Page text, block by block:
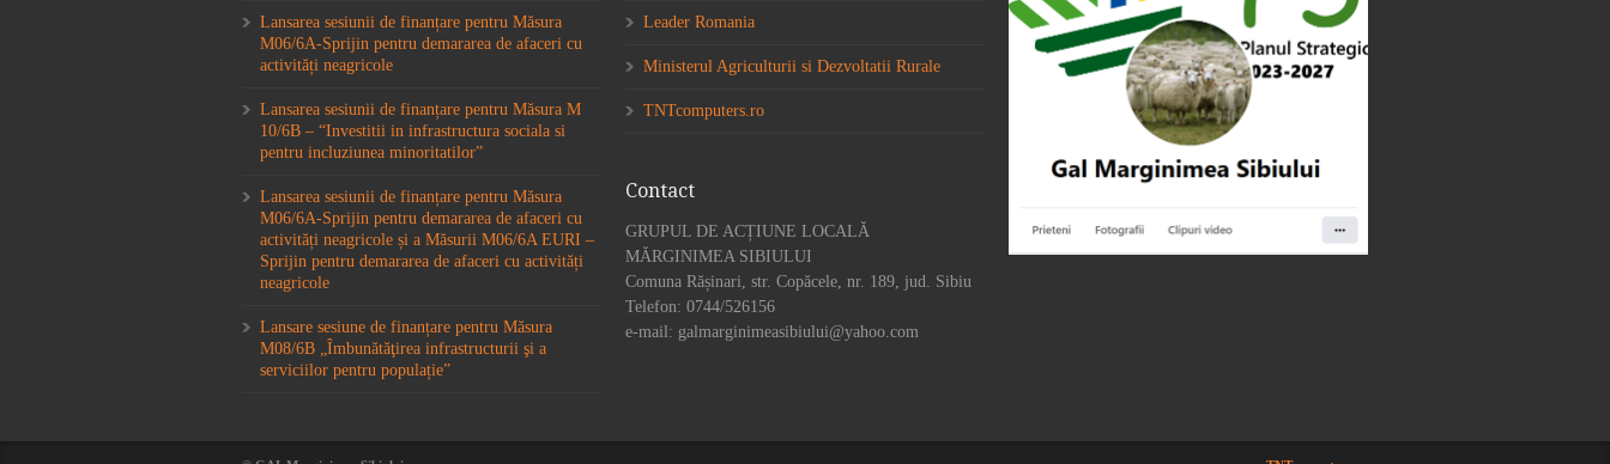
Lansarea sesiunii de finanțare pentru Măsura
M06/6A-Sprijin pentru demararea de afaceri cu
activități neagricole
Lansarea sesiunii de finanțare pentru Măsura M
10/6B – “Investitii in infrastructura sociala si
pentru incluziunea minoritatilor”
Lansarea sesiunii de finanțare pentru Măsura
M06/6A-Sprijin pentru demararea de afaceri cu
activități neagricole și a Măsurii M06/6A EURI –
Sprijin pentru demararea de afaceri cu activități
neagricole
Lansare sesiune de finanțare pentru Măsura
M08/6B „Îmbunătăţirea infrastructurii şi a
serviciilor pentru populație”
Leader Romania
Ministerul Agriculturii si Dezvoltatii Rurale
TNTcomputers.ro
Contact
GRUPUL DE ACȚIUNE LOCALĂ
MĂRGINIMEA SIBIULUI
Comuna Rășinari, str. Copăcele, nr. 189, jud. Sibiu
Telefon: 0744/526156
e-mail: galmarginimeasibiului@yahoo.com